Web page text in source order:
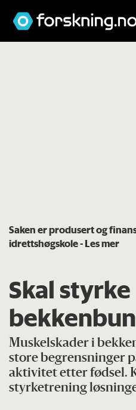
Saken er produsert og
idrettshøgskole- Les mer
Skal styrke
Muskelskader i
store begrensninger
aktivitet etter fødsel.
styrketrening